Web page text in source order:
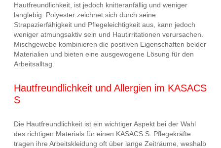
Hautfreundlichkeit, ist jedoch knitteranfällig und weniger
langlebig. Polyester zeichnet sich durch seine
Strapazierfähigkeit und Pflegeleichtigkeit aus, kann jedoch
weniger atmungsaktiv sein und Hautirritationen verursachen.
Mischgewebe kombinieren die positiven Eigenschaften beider
Materialien und bieten eine ausgewogene Lösung für den
Arbeitsalltag.
Hautfreundlichkeit und Allergien im KASACS
S
Die Hautfreundlichkeit ist ein wichtiger Aspekt bei der Wahl
des richtigen Materials für einen KASACS S. Pflegekräfte
tragen ihre Arbeitskleidung oft über lange Zeiträume, weshalb